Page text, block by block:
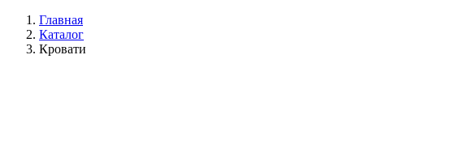
Главная
Каталог
Кровати